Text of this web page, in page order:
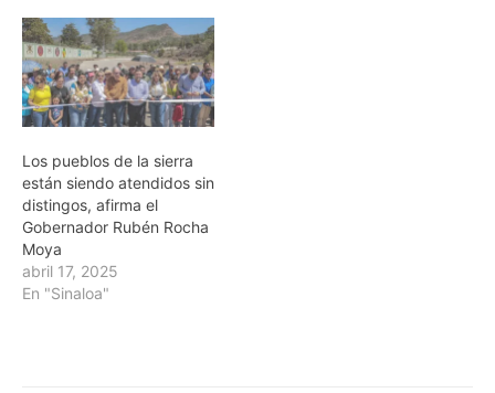
Los pueblos de la sierra
están siendo atendidos sin
distingos, afirma el
Gobernador Rubén Rocha
Moya
abril 17, 2025
En "Sinaloa"